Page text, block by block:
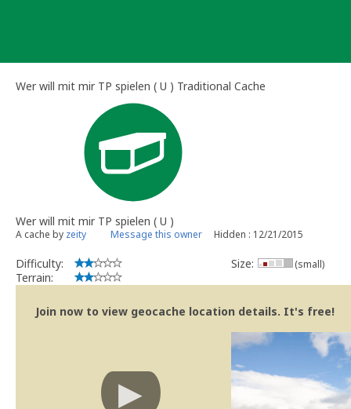
Wer will mit mir TP spielen ( U ) Traditional Cache
Wer will mit mir TP spielen ( U )
A cache by zeity Message this owner Hidden : 12/21/2015
Difficulty:
Terrain:
Size: (small)
Join now to view geocache location details. It's free!